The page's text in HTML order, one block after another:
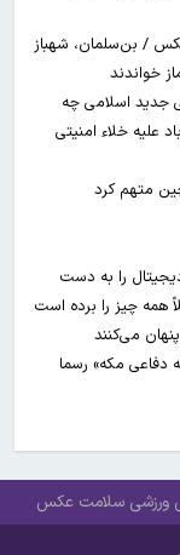
/ بن‌سلمان، شهباز
خواندند
جدید اسلامی چه
علیه خلاء امنیتی
چین متهم کرد
را به دست
چیز را برده است
می‌کنند
دفاعی مکه» رسما
ورزشی سلامت عکس